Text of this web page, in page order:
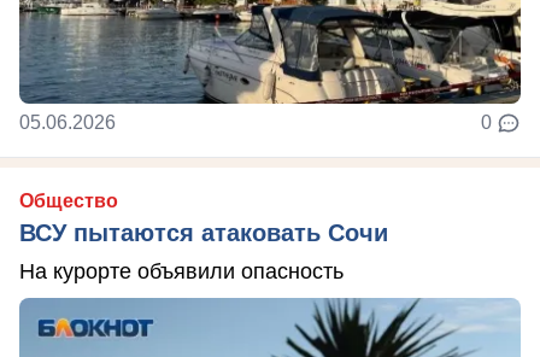
05.06.2026 0
Общество
ВСУ пытаются атаковать Сочи
На курорте объявили опасность